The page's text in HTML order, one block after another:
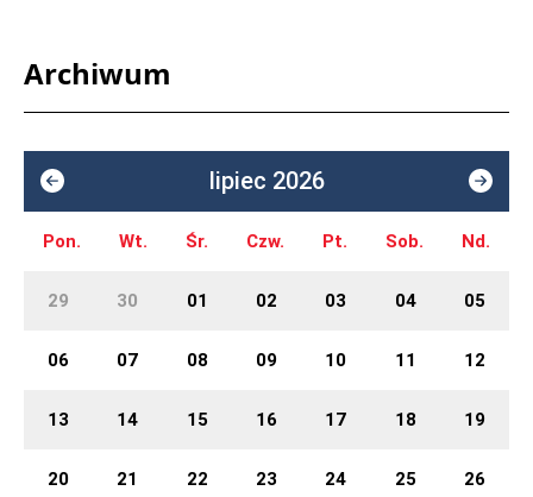
Archiwum
lipiec 2026
Pon. Wt. Śr. Czw. Pt. Sob. Nd.
29 30 01 02 03 04 05
06 07 08 09 10 11 12
13 14 15 16 17 18 19
20 21 22 23 24 25 26